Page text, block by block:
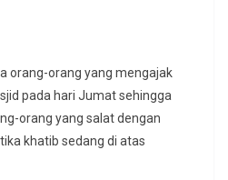
orang-orang yang mengajak
pada hari Jumat sehingga
orang yang salat dengan
khatib sedang di atas